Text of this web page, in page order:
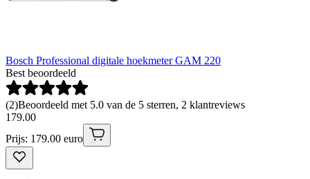
Bosch Professional digitale hoekmeter GAM 220
Best beoordeeld
(2)Beoordeeld met 5.0 van de 5 sterren, 2 klantreviews
179.00
Prijs: 179.00 euro